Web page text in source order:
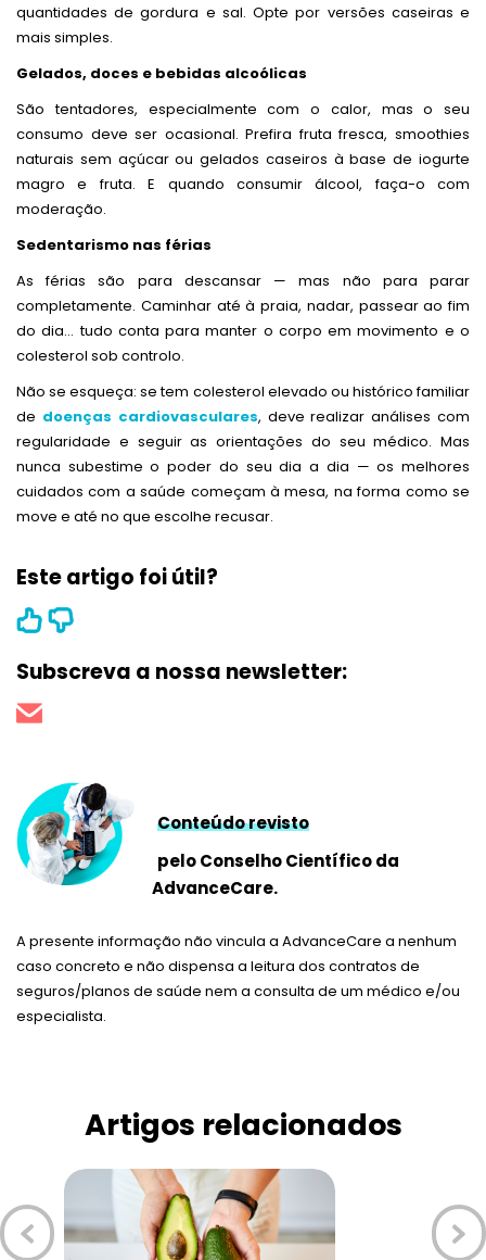
quantidades de gordura e sal. Opte por versões caseiras e
mais simples.
Gelados, doces e bebidas alcoólicas
São tentadores, especialmente com o calor, mas o seu
consumo deve ser ocasional. Prefira fruta fresca, smoothies
naturais sem açúcar ou gelados caseiros à base de iogurte
magro e fruta. E quando consumir álcool, faça-o com
moderação.
Sedentarismo nas férias
As férias são para descansar — mas não para parar
completamente. Caminhar até à praia, nadar, passear ao fim
do dia… tudo conta para manter o corpo em movimento e o
colesterol sob controlo.
Não se esqueça: se tem colesterol elevado ou histórico familiar
de doenças cardiovasculares, deve realizar análises com
regularidade e seguir as orientações do seu médico. Mas
nunca subestime o poder do seu dia a dia — os melhores
cuidados com a saúde começam à mesa, na forma como se
move e até no que escolhe recusar.
Este artigo foi útil?
Subscreva a nossa newsletter:
Conteúdo revisto
pelo Conselho Científico da
AdvanceCare.
A presente informação não vincula a AdvanceCare a nenhum
caso concreto e não dispensa a leitura dos contratos de
seguros/planos de saúde nem a consulta de um médico e/ou
especialista.
Artigos relacionados